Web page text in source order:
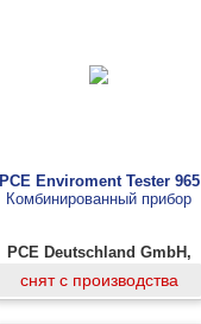
PCE Enviroment Tester 965
Комбинированный прибор
PCE Deutschland GmbH,
снят с производства